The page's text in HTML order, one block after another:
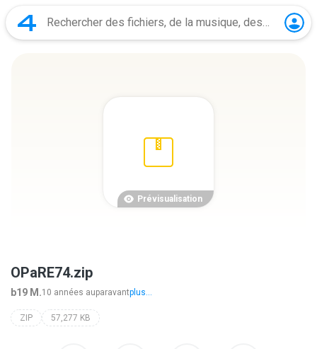
Prévisualisation
OPaRE74.zip
b19 M.10 années auparavantplus...
ZIP 57,277 KB